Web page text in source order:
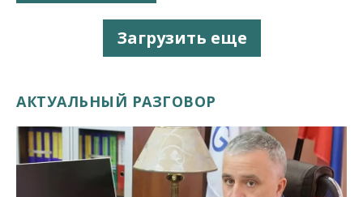
Загрузить еще
АКТУАЛЬНЫЙ РАЗГОВОР